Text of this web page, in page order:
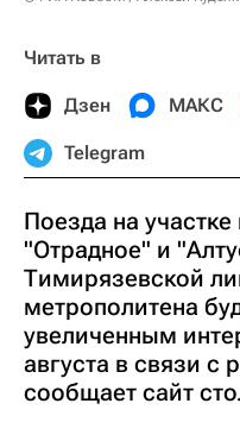
Читать в
Дзен МАКС
Telegram
Поезда на
"Отрадное" и
Тимирязевской
метрополитена
увеличенным
августа в связи с
сообщает сайт